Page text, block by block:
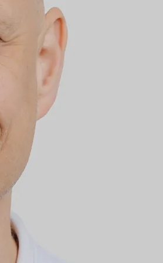
Klinik für
Klinik für
Frauenklinik
Facharzt für